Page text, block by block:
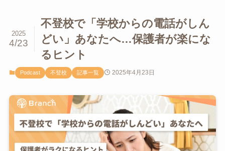
不登校で「学校からの電話がしん
どい」あなたへ…保護者が楽にな
るヒント
2025
4/23
Podcast 不登校 記事一覧 2025年4月23日